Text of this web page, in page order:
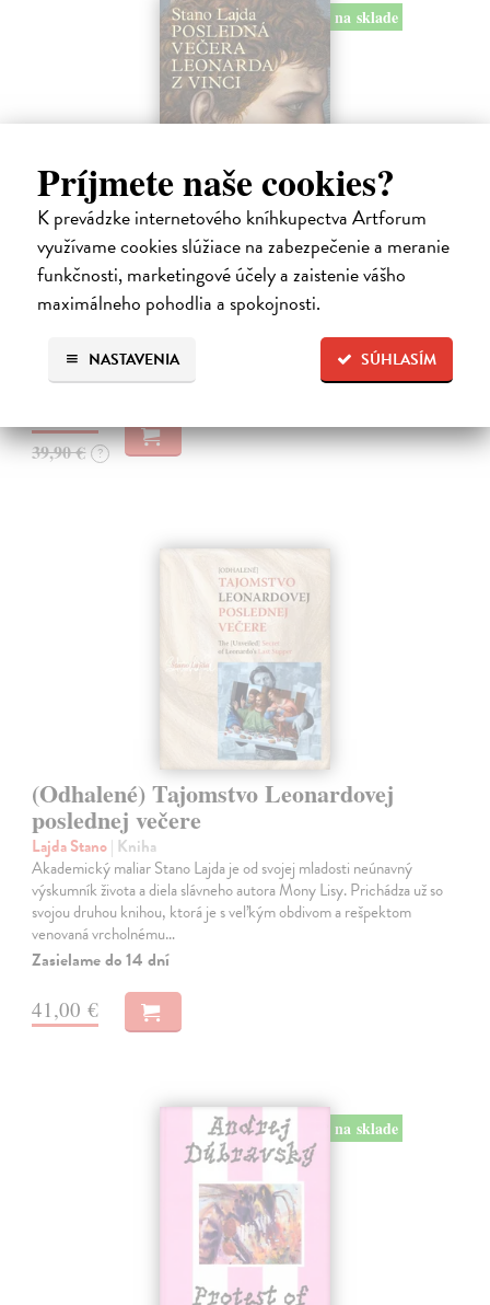
Príjmete naše cookies?
K prevádzke internetového kníhkupectva Artforum
využívame cookies slúžiace na zabezpečenie a meranie
funkčnosti, marketingové účely a zaistenie vášho
maximálneho pohodlia a spokojnosti.
SÚHLASÍM
NASTAVENIA
na sklade
Posledná večera Leonarda z Vinci
Lajda Stano| Kniha
Stano Lajda je súčasný slovenský maliar, ktorý niekoľko rokov
systematicky pracoval na rekonštrukcii ikonickej Poslednej večere,
slabé…
Na sklade
39,90 € ?
(Odhalené) Tajomstvo Leonardovej
poslednej večere
Lajda Stano| Kniha
Akademický maliar Stano Lajda je od svojej mladosti neúnavný
výskumník života a diela slávneho autora Mony Lisy. Prichádza už so
svojou druhou knihou, ktorá je s veľkým obdivom a rešpektom
venovaná vrcholnému…
Zasielame do 14 dní
41,00 €
na sklade